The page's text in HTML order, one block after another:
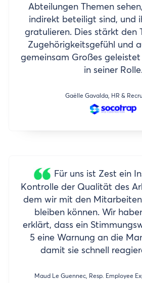
Abteilungen Themen
indirekt beteiligt sind, und
gratulieren. Dies stärkt den
Zugehörigkeitsgefühl und
gemeinsam Großes
in seiner Rolle.
Gaëlle Gavalda, HR &
Für uns ist Zest ein
Kontrolle der Qualität des
dem wir mit den
bleiben können. Wir
erklärt, dass ein
5 eine Warnung an die
damit sie schnell
Maud Le Guennec, Resp. Employee